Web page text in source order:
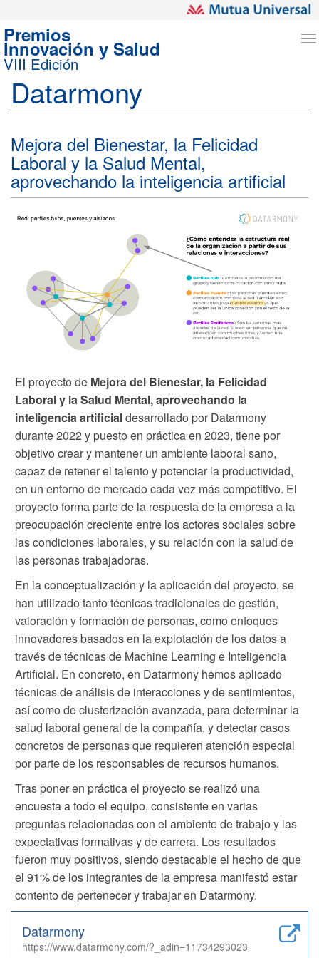
Premios
Innovación y Salud
VIII Edición
Datarmony
Mejora del Bienestar, la Felicidad
Laboral y la Salud Mental,
aprovechando la inteligencia artificial
El proyecto de Mejora del Bienestar, la Felicidad
Laboral y la Salud Mental, aprovechando la
inteligencia artificialdesarrollado por Datarmony
durante 2022 y puesto en práctica en 2023, tiene por
objetivo crear y mantener un ambiente laboral sano,
capaz de retener el talento y potenciar la productividad,
en un entorno de mercado cada vez más competitivo. El
proyecto forma parte de la respuesta de la empresa a la
preocupación creciente entre los actores sociales sobre
las condiciones laborales, y su relación con la salud de
las personas trabajadoras.
En la conceptualización y la aplicación del proyecto, se
han utilizado tanto técnicas tradicionales de gestión,
valoración y formación de personas, como enfoques
innovadores basados en la explotación de los datos a
través de técnicas de Machine Learning e Inteligencia
Artificial. En concreto, en Datarmony hemos aplicado
técnicas de análisis de interacciones y de sentimientos,
así como de clusterización avanzada, para determinar la
salud laboral general de la compañía, y detectar casos
concretos de personas que requieren atención especial
por parte de los responsables de recursos humanos.
Tras poner en práctica el proyecto se realizó una
encuesta a todo el equipo, consistente en varias
preguntas relacionadas con el ambiente de trabajo y las
expectativas formativas y de carrera. Los resultados
fueron muy positivos, siendo destacable el hecho de que
el 91% de los integrantes de la empresa manifestó estar
contento de pertenecer y trabajar en Datarmony.
Datarmony
https://www.datarmony.com/?_adin=11734293023